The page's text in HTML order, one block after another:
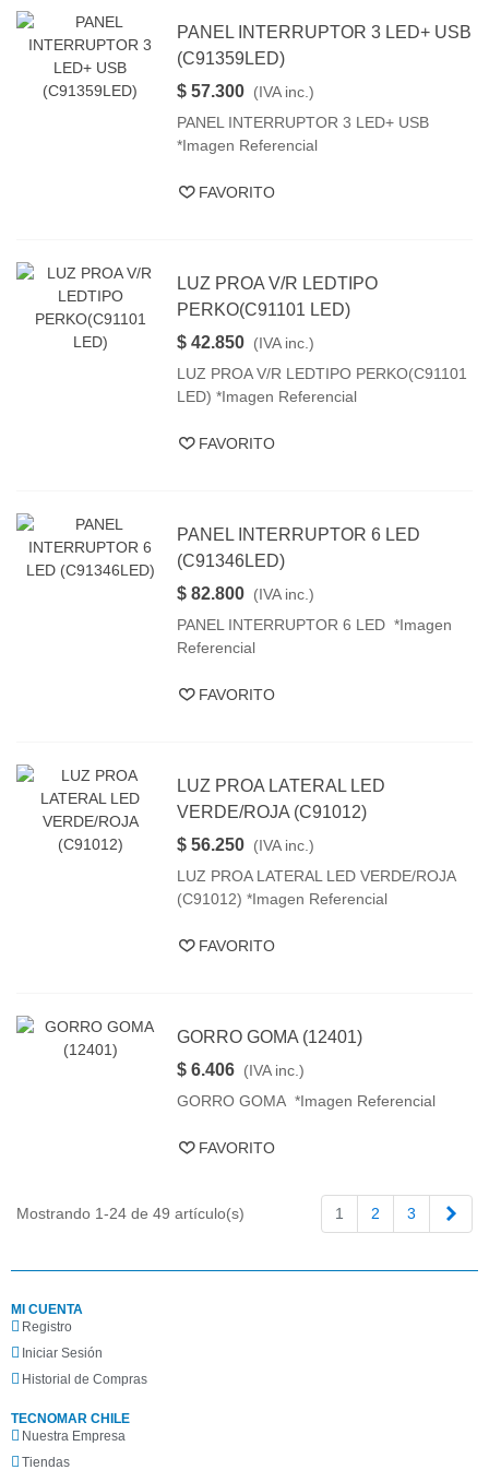
PANEL INTERRUPTOR 3 LED+ USB
(C91359LED)
$ 57.300 (IVA inc.)
PANEL INTERRUPTOR 3 LED+ USB
*Imagen Referencial
FAVORITO
LUZ PROA V/R LEDTIPO
PERKO(C91101 LED)
$ 42.850 (IVA inc.)
LUZ PROA V/R LEDTIPO PERKO(C91101
LED) *Imagen Referencial
FAVORITO
PANEL INTERRUPTOR 6 LED
(C91346LED)
$ 82.800 (IVA inc.)
PANEL INTERRUPTOR 6 LED *Imagen
Referencial
FAVORITO
LUZ PROA LATERAL LED
VERDE/ROJA (C91012)
$ 56.250 (IVA inc.)
LUZ PROA LATERAL LED VERDE/ROJA
(C91012) *Imagen Referencial
FAVORITO
GORRO GOMA (12401)
$ 6.406 (IVA inc.)
GORRO GOMA *Imagen Referencial
FAVORITO
Mostrando 1-24 de 49 artículo(s) 1 2 3
MI CUENTA
Registro
Iniciar Sesión
Historial de Compras
TECNOMAR CHILE
Nuestra Empresa
Tiendas